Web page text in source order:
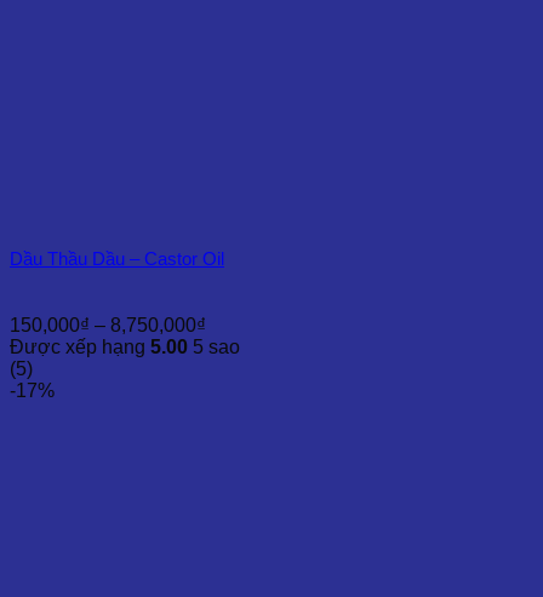
Dầu Thầu Dầu – Castor Oil
150,000₫ – 8,750,000₫
giá:
Được xếp hạng 5.00 5 sao
(5)
-17%